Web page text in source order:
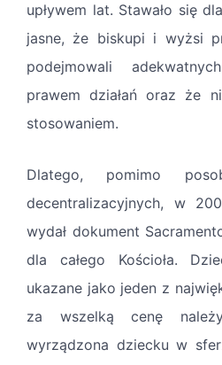
upływem lat. Stawało się
jasne, że biskupi i wyżsi
podejmowali
prawem działań oraz że
stosowaniem.
Dlatego, pomimo
decentralizacyjnych, w
wydał dokument
dla całego Kościoła.
ukazane jako jeden z
za wszelką cenę
wyrządzona dziecku w